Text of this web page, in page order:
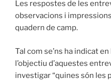
Les respostes de les
observacions i
quadern de camp.
Tal com se’ns ha indicat
l’objectiu d’aquestes
investigar “quines són les